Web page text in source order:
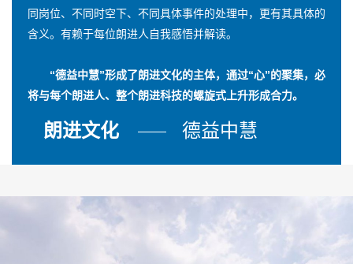
同岗位、不同时空下、不同具体事件的处理中，更有其具体的
含义。有赖于每位朗进人自我感悟并解读。
“德益中慧”形成了朗进文化的主体，通过“心”的聚集，必
将与每个朗进人、整个朗进科技的螺旋式上升形成合力。
朗进文化 德益中慧